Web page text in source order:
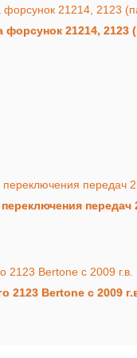
форсунок 21214, 2123
передач
2123 Bertone с 2009